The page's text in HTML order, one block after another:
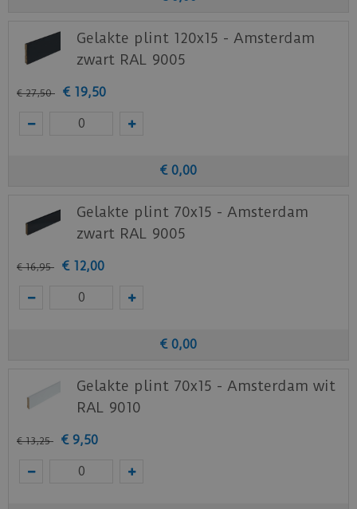
Gelakte plint 120x15 - Amsterdam
zwart RAL 9005
€ 27,50 € 19,50
€ 0,00
Gelakte plint 70x15 - Amsterdam
zwart RAL 9005
€ 16,95 € 12,00
€ 0,00
Gelakte plint 70x15 - Amsterdam wit
RAL 9010
€ 13,25 € 9,50